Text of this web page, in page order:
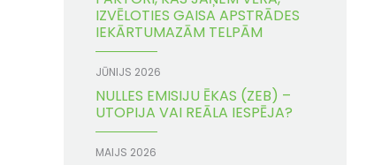
IZVĒLOTIES GAISA APSTRĀDES
IEKĀRTUMAZĀM TELPĀM
JŪNIJS 2026
NULLES EMISIJU ĒKAS (ZEB) –
UTOPIJA VAI REĀLA IESPĒJA?
MAIJS 2026